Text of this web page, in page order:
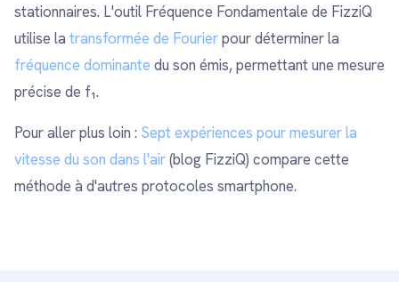
stationnaires. L'outil Fréquence Fondamentale de FizziQ
utilise la transformée de Fourierpour déterminer la
fréquence dominante du son émis, permettant une mesure
précise de f₁.
Pour aller plus loin : Sept expériences pour mesurer la
vitesse du son dans l'air(blog FizziQ) compare cette
méthode à d'autres protocoles smartphone.